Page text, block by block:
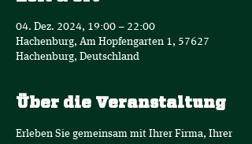
04. Dez. 2024, 19:00 – 22:00
Hachenburg, Am Hopfengarten 1, 57627
Hachenburg, Deutschland
Über die Veranstaltung
Erleben Sie gemeinsam mit Ihrer Firma, Ihrer